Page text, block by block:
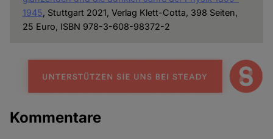
1945, Stuttgart 2021, Verlag Klett-Cotta, 398 Seiten,
25 Euro, ISBN 978-3-608-98372-2
Kommentare